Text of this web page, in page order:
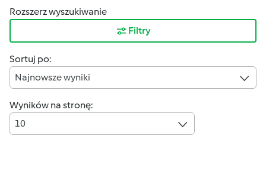
Rozszerz wyszukiwanie
Filtry
Sortuj po:
Najnowsze wyniki
Wyników na stronę:
10